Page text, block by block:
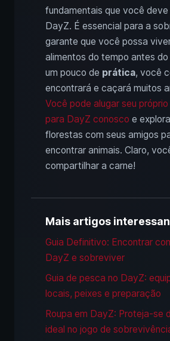
fundamentais que você deve
DayZ. É essencial para a
garante que você possa
alimentos do tempo antes
um pouco de prática, você
encontrará e caçará muitos
Você pode alugar seu
para DayZ conosco e
florestas com seus amigos
encontrar animais. Claro,
compartilhar a carne!
Mais artigos
Guia Definitivo: Encontrar
DayZ e sobreviver
Guia de pesca no DayZ:
locais, peixes e preparação
Roupa em DayZ: Proteja-se
ideal no jogo de